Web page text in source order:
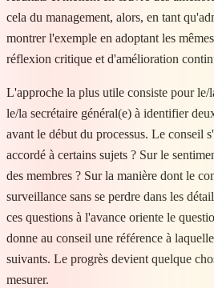
cela du management, alors, en tant
montrer l'exemple en adoptant les
réflexion critique et d'amélioration
L'approche la plus utile consiste pour le/
le/la secrétaire général(e) à identifier
avant le début du processus. Le conseil
accordé à certains sujets ? Sur le
des membres ? Sur la manière dont le
surveillance sans se perdre dans les
ces questions à l'avance oriente le
donne au conseil une référence à
suivants. Le progrès devient quelque
mesurer.